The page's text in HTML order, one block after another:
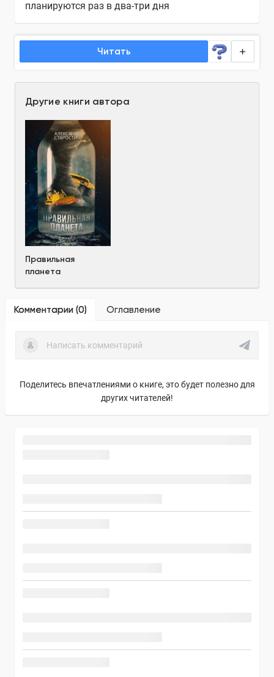
планируются раз в два-три дня
Читать
Другие книги автора
Правильная
планета
Комментарии (0) Оглавление
Поделитесь впечатлениями о книге, это будет полезно для
других читателей!